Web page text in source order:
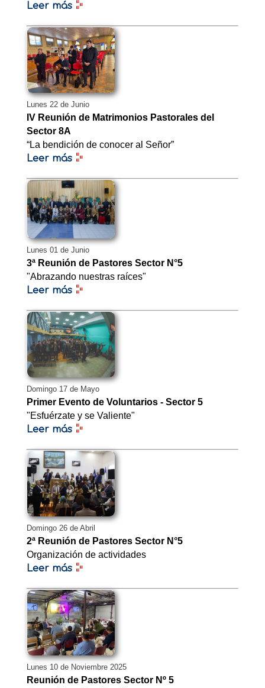
Leer más
Lunes 22 de Junio
IV Reunión de Matrimonios Pastorales del
Sector 8A
“La bendición de conocer al Señor”
Leer más
Lunes 01 de Junio
3ª Reunión de Pastores Sector N°5
"Abrazando nuestras raíces"
Leer más
Domingo 17 de Mayo
Primer Evento de Voluntarios - Sector 5
"Esfuérzate y se Valiente"
Leer más
Domingo 26 de Abril
2ª Reunión de Pastores Sector N°5
Organización de actividades
Leer más
Lunes 10 de Noviembre 2025
Reunión de Pastores Sector Nº 5